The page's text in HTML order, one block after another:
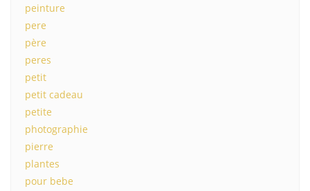
peinture
pere
père
peres
petit
petit cadeau
petite
photographie
pierre
plantes
pour bebe